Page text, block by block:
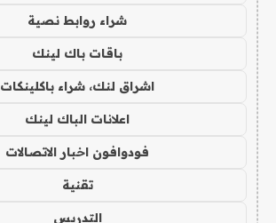
شراء روابط نصية
باقات باك لينك
اشراق لنك، شراء باكلينكات
اعلانات الباك لينك
فودوافون اخبار الاتصالات
تقنية
التدريس